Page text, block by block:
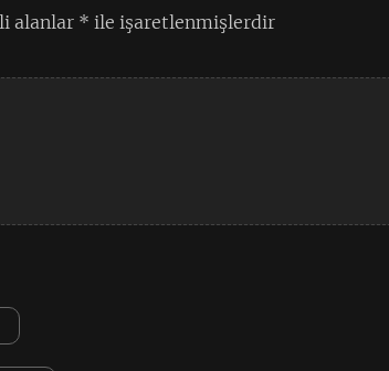
alanlar * ile işaretlenmişlerdir